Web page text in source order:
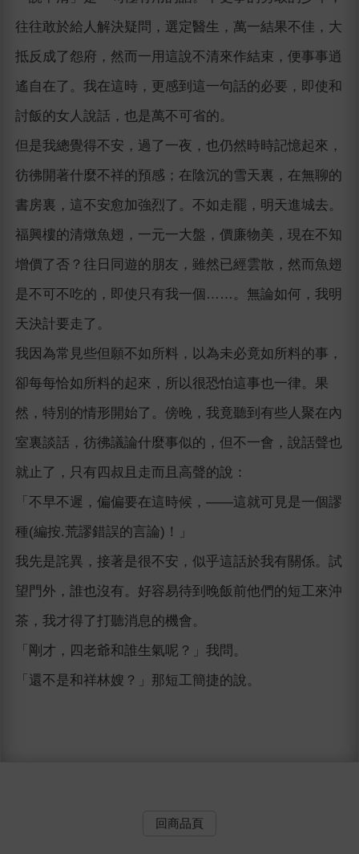
往往敢於給人解決疑問，選定醫生，萬一結果不佳，大
抵反成了怨府，然而一用這說不清來作結束，便事事逍
遙自在了。我在這時，更感到這一句話的必要，即使和
討飯的女人說話，也是萬不可省的。
但是我總覺得不安，過了一夜，也仍然時時記憶起來，
彷彿開著什麼不祥的預感；在陰沉的雪天裏，在無聊的
書房裏，這不安愈加強烈了。不如走罷，明天進城去。
福興樓的清燉魚翅，一元一大盤，價廉物美，現在不知
增價了否？往日同遊的朋友，雖然已經雲散，然而魚翅
是不可不吃的，即使只有我一個……。無論如何，我明
天決計要走了。
我因為常見些但願不如所料，以為未必竟如所料的事，
卻每每恰如所料的起來，所以很恐怕這事也一律。果
然，特別的情形開始了。傍晚，我竟聽到有些人聚在內
室裏談話，彷彿議論什麼事似的，但不一會，說話聲也
就止了，只有四叔且走而且高聲的說：
「不早不遲，偏偏要在這時候，―—這就可見是一個謬
種(編按.荒謬錯誤的言論)！」
我先是詫異，接著是很不安，似乎這話於我有關係。試
望門外，誰也沒有。好容易待到晚飯前他們的短工來沖
茶，我才得了打聽消息的機會。
「剛才，四老爺和誰生氣呢？」我問。
「還不是和祥林嫂？」那短工簡捷的說。
回商品頁